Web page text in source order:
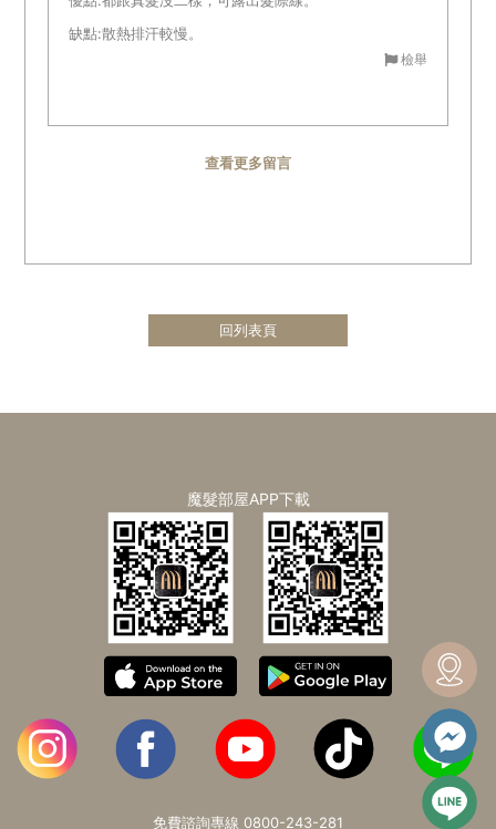
缺點:散熱排汗較慢。
檢舉
查看更多留言
回列表頁
魔髮部屋APP下載
免費諮詢專線 0800-243-281